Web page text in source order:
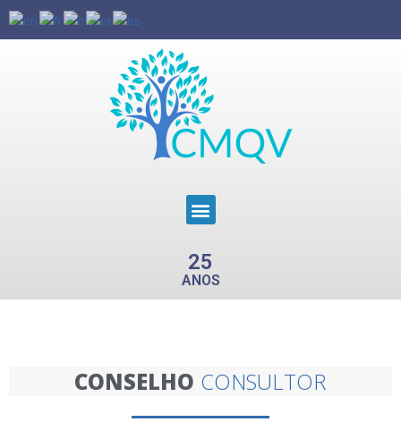
25
ANOS
CONSELHO CONSULTOR